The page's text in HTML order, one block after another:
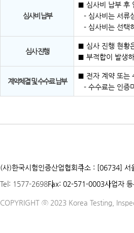
심사비 납부
■ 심사비 납부 후
- 심사비는 서류
- 심사비는 선택
심사 진행
■ 심사 진행 현황
■ 부적합이 발생
계약체결 및 수수료 납부
■ 전자 계약 또는
- 수수료는 인증
(사)한국시험인증산업협회주소 : [06734] 서
Tel: 1577-2698Fax: 02-571-0003사업자
COPYRIGHT ⓒ 2023 Korea Testing,